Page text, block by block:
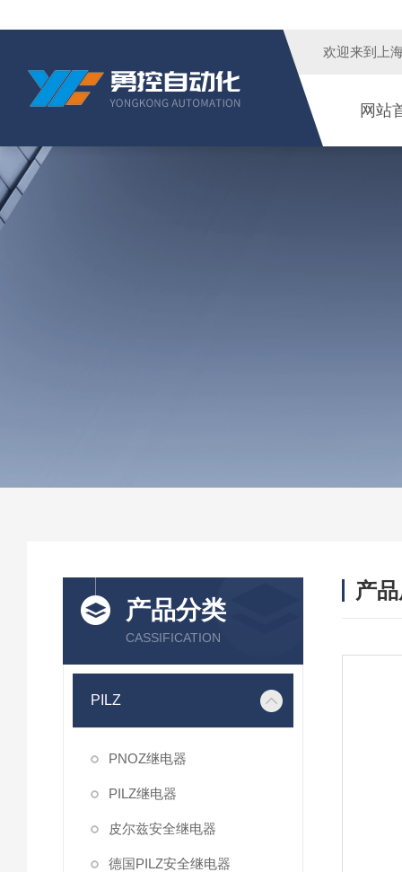
欢迎来到 上
网站
产品分类
CASSIFICATION
PILZ
PNOZ继电器
PILZ继电器
皮尔兹安全继电器
德国PILZ安全继电器
产